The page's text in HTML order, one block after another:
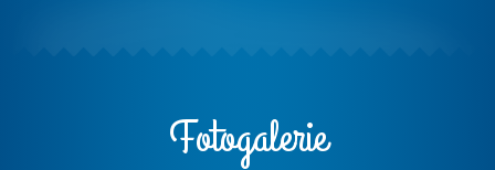
Fotogalerie